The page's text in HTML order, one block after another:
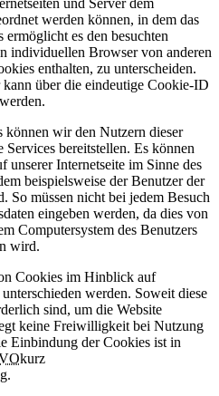
werden können, in dem das
es den besuchten
individuellen Browser von anderen
enthalten, zu unterscheiden.
über die eindeutige Cookie-ID
wir den Nutzern dieser
bereitstellen. Es können
unserer Internetseite im Sinne des
beispielsweise der Benutzer der
So müssen nicht bei jedem Besuch
eingeben werden, da dies von
Computersystem des Benutzers
wird.
Cookies im Hinblick auf
werden. Soweit diese
sind, um die Website
keine Freiwilligkeit bei Nutzung
Einbindung der Cookies ist in
kurz
.